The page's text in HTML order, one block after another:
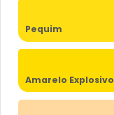
Pequim
Amarelo Explosivo